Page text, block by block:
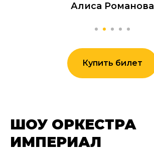
Алиса Романова
Купить билет
ШОУ ОРКЕСТРА
ИМПЕРИАЛ